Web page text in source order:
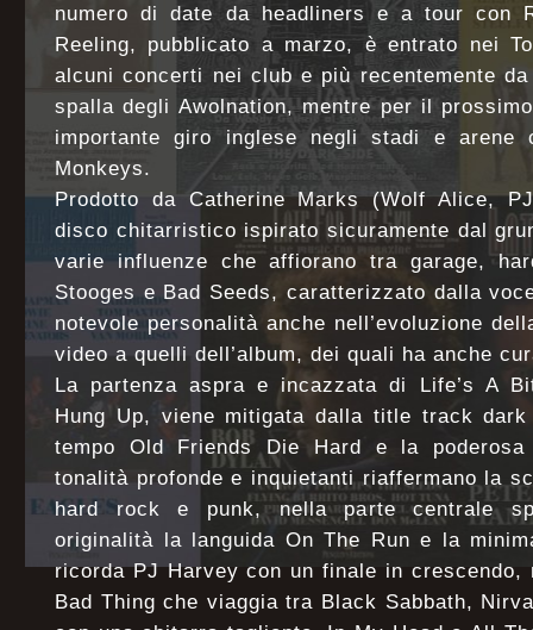
numero di date da headliners e a tour con
Reeling, pubblicato a marzo, è entrato nei
alcuni concerti nei club e più recentemente
spalla degli Awolnation, mentre per il
importante giro inglese negli stadi e arene
Monkeys.
Prodotto da Catherine Marks (Wolf Alice,
disco chitarristico ispirato sicuramente dal
varie influenze che affiorano tra garage,
Stooges e Bad Seeds, caratterizzato dalla
notevole personalità anche nell’evoluzione
video a quelli dell’album, dei quali ha anche
La partenza aspra e incazzata di Life’s A
Hung Up, viene mitigata dalla title track
tempo Old Friends Die Hard e la poderosa
tonalità profonde e inquietanti riaffermano la
hard rock e punk, nella parte centrale
originalità la languida On The Run e la
ricorda PJ Harvey con un finale in crescendo,
Bad Thing che viaggia tra Black Sabbath,